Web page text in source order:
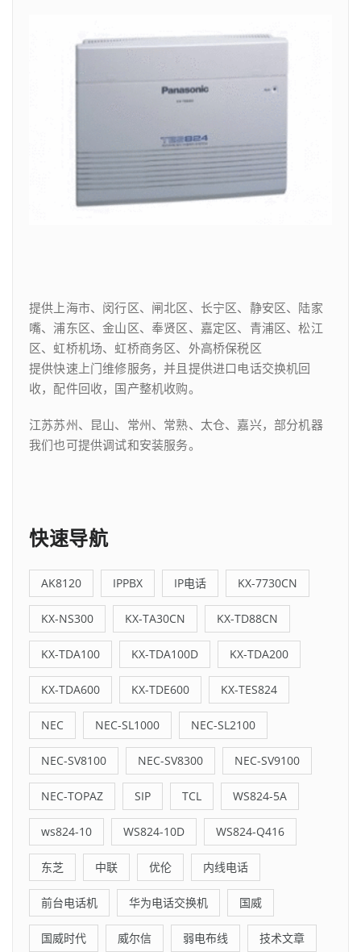
提供上海市、闵行区、闸北区、长宁区、静安区、陆家
嘴、浦东区、金山区、奉贤区、嘉定区、青浦区、松江
区、虹桥机场、虹桥商务区、外高桥保税区
提供快速上门维修服务，并且提供进口电话交换机回
收，配件回收，国产整机收购。
江苏苏州、昆山、常州、常熟、太仓、嘉兴，部分机器
我们也可提供调试和安装服务。
快速导航
AK8120 IPPBX IP电话 KX-7730CN
KX-NS300 KX-TA30CN KX-TD88CN
KX-TDA100 KX-TDA100D KX-TDA200
KX-TDA600 KX-TDE600 KX-TES824
NEC NEC-SL1000 NEC-SL2100
NEC-SV8100 NEC-SV8300 NEC-SV9100
NEC-TOPAZ SIP TCL WS824-5A
ws824-10 WS824-10D WS824-Q416
东芝 中联 优伦 内线电话
前台电话机 华为电话交换机 国威
国威时代 威尔信 弱电布线 技术文章